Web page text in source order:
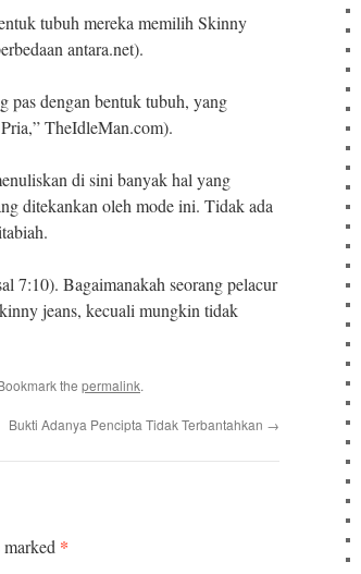
tubuh mereka memilih Skinny
antara.net).
pas dengan bentuk tubuh, yang
TheIdleMan.com).
di sini banyak hal yang
ditekankan oleh mode ini. Tidak ada
7:10). Bagaimanakah seorang pelacur
jeans, kecuali mungkin tidak
the permalink.
Bukti Adanya Pencipta Tidak Terbantahkan →
*